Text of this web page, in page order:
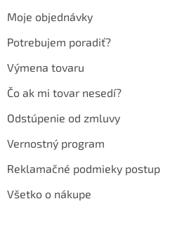
Moje objednávky
Potrebujem poradiť?
Výmena tovaru
Čo ak mi tovar nesedí?
Odstúpenie od zmluvy
Vernostný program
Reklamačné podmieky postup
Všetko o nákupe